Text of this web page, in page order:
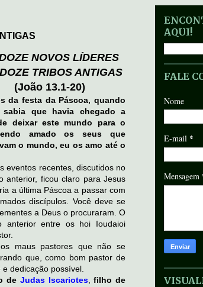
NOVOS LÍDERES
TRIBOS ANTIGAS
(João 13.1-20)
da festa da Páscoa, quando
sabia que havia chegado a
deixar este mundo para o
amado os seus que
o mundo, eu os amo até o
eventos recentes, discutidos no
anterior, ficou claro para Jesus
a última Páscoa a passar com
discípulos. Você deve se
a Deus o procuraram. O
anterior entre os hoi Ioudaioi
maus pastores que não se
que, como bom pastor de
dedicação possível.
de Judas Iscariotes,filho de
AQUI!
FALE
Nome
E-mail *
Mensagem